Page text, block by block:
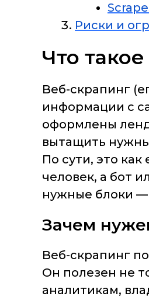
Риски и
Что
Веб-скрапинг
информации с
оформлены
вытащить
По сути, это
человек, а бот
нужные блоки —
Зачем
Веб-скрапинг
Он полезен не
аналитикам,